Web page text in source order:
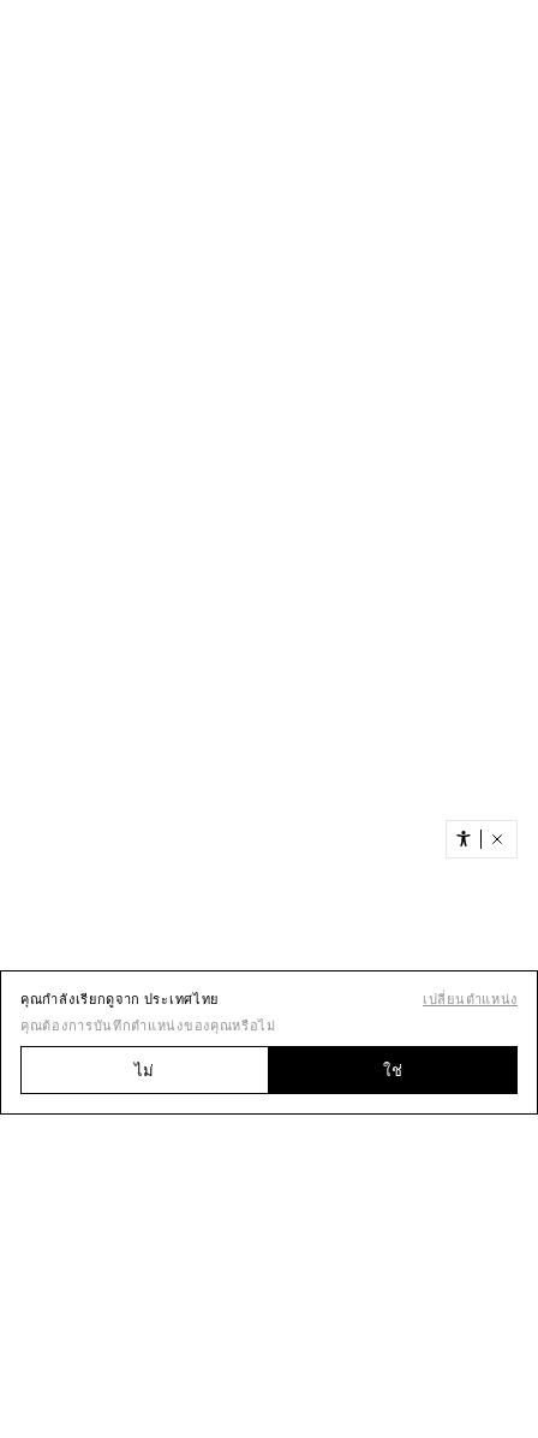
คุณกำลังเรียกดูจาก ประเทศไทย
เปลี่ยนตำแหน่ง
คุณต้องการบันทึกตำแหน่งของคุณหรือไม่
ไม่ ใช่